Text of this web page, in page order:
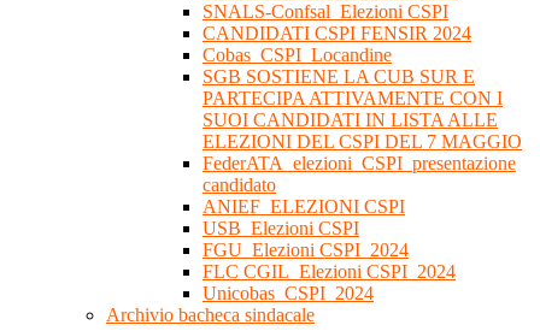
SNALS-Confsal_Elezioni CSPI
CANDIDATI CSPI FENSIR 2024
Cobas_CSPI_Locandine
SGB SOSTIENE LA CUB SUR E
PARTECIPA ATTIVAMENTE CON I
SUOI CANDIDATI IN LISTA ALLE
ELEZIONI DEL CSPI DEL 7 MAGGIO
FederATA_elezioni_CSPI_presentazione
candidato
ANIEF_ELEZIONI CSPI
USB_Elezioni CSPI
FGU_Elezioni CSPI_2024
FLC CGIL_Elezioni CSPI_2024
Unicobas_CSPI_2024
Archivio bacheca sindacale